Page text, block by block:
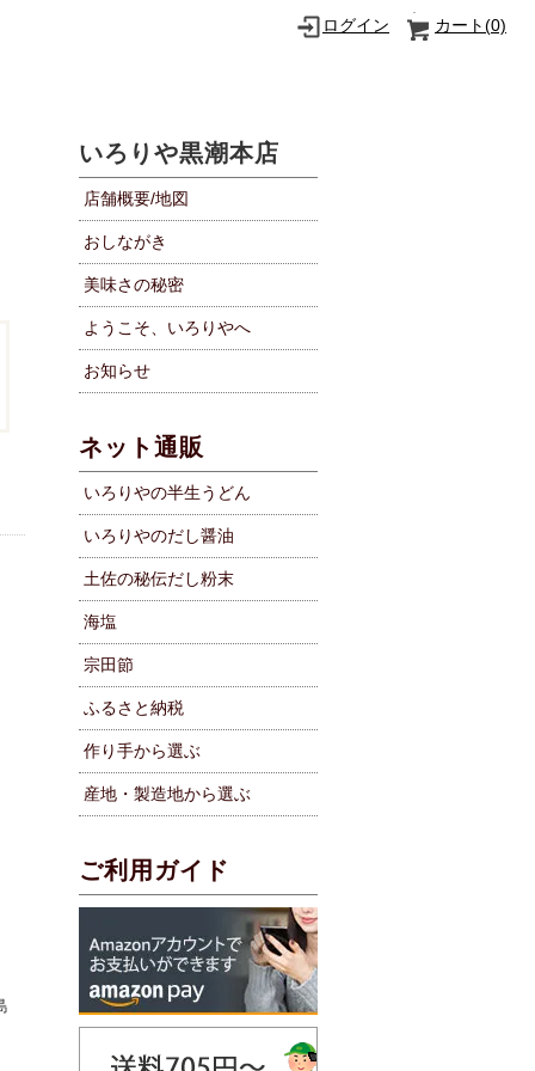
ログイン カート(0)
いろりや黒潮本店
店舗概要/地図
おしながき
美味さの秘密
ようこそ、いろりやへ
お知らせ
ネット通販
いろりやの半生うどん
いろりやのだし醤油
土佐の秘伝だし粉末
海塩
宗田節
ふるさと納税
作り手から選ぶ
産地・製造地から選ぶ
ご利用ガイド